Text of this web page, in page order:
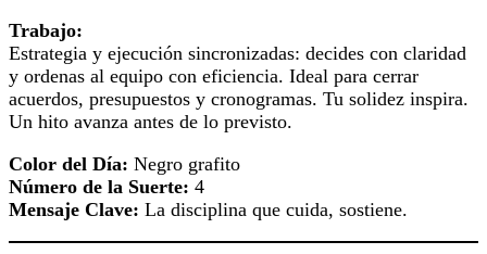
Trabajo:
Estrategia y ejecución sincronizadas: decides con claridad
y ordenas al equipo con eficiencia. Ideal para cerrar
acuerdos, presupuestos y cronogramas. Tu solidez inspira.
Un hito avanza antes de lo previsto.
Color del Día: Negro grafito
Número de la Suerte: 4
Mensaje Clave: La disciplina que cuida, sostiene.